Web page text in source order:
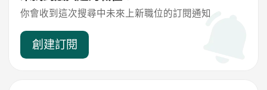
你會收到這次搜尋中未來上新職位的訂閱通知
創建訂閱